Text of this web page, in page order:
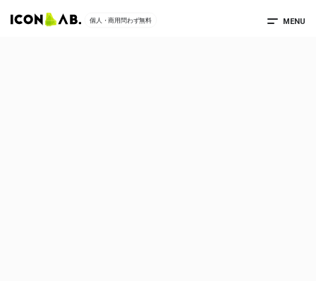
個人・商用問わず無料 MENU